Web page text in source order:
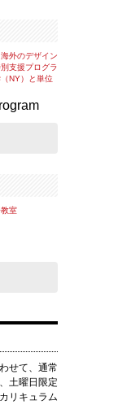
外のデザイン
支援プログラ
NY）と単位
室
せて、通常
土曜日限定
リキュラム